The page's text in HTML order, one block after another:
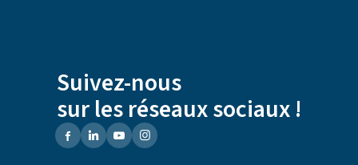
Suivez-nous
sur les réseaux sociaux !